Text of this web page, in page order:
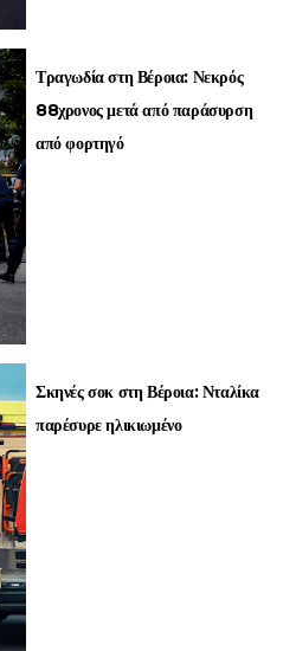
Τραγωδία στη Βέροια: Νεκρός
88χρονος μετά από παράσυρση
από φορτηγό
Σκηνές σοκ στη Βέροια: Νταλίκα
παρέσυρε ηλικιωμένο